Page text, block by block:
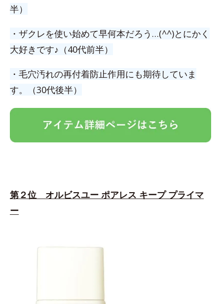
半）
・ザクレを使い始めて早何本だろう…(^^)とにかく
大好きです♪（40代前半）
・毛穴汚れの再付着防止作用にも期待していま
す。（30代後半）
第２位 オルビスユー ポアレス キープ プライマ
ー